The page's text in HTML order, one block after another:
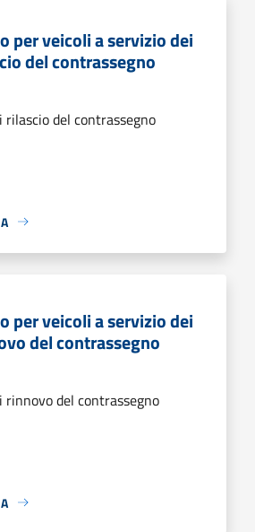
per veicoli a servizio dei
del contrassegno
rilascio del contrassegno
per veicoli a servizio dei
del contrassegno
rinnovo del contrassegno